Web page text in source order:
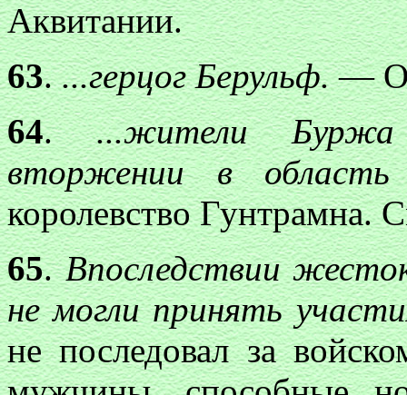
Аквитании.
63....герцог Берульф.— О
64....жители
вторжении в
королевство Гунтрамна.
65.Впоследствии
не могли принять
не последовал за